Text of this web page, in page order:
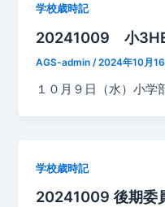
学校歳時記
20241009 小
AGS-admin /2024年10月
１０月９日（水）小学
学校歳時記
20241009 後期